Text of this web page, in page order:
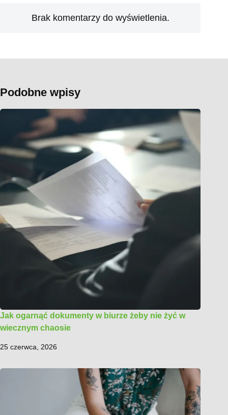
Brak komentarzy do wyświetlenia.
Podobne wpisy
Jak ogarnąć dokumenty w biurze żeby nie żyć w
wiecznym chaosie
25 czerwca, 2026